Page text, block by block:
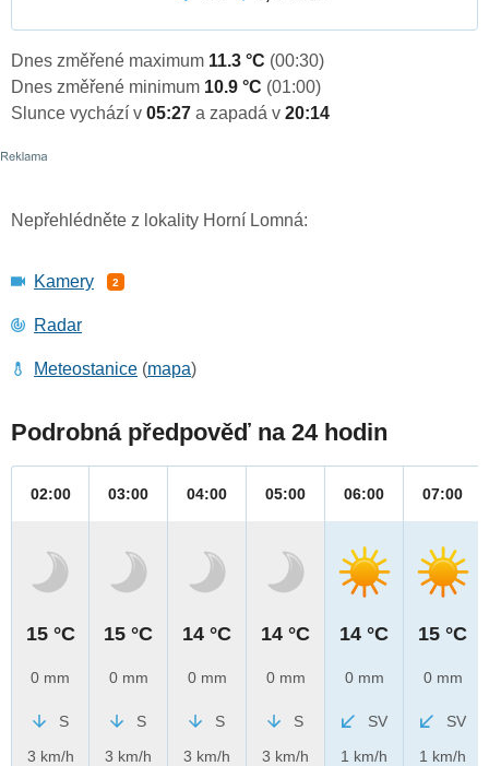
Dnes změřené maximum 11.3 °C (00:30)
Dnes změřené minimum 10.9 °C (01:00)
Slunce vychází v 05:27 a zapadá v 20:14
Nepřehlédněte z lokality Horní Lomná:
Kamery 2
Radar
Meteostanice (mapa)
Podrobná předpověď na 24 hodin
02:00
15 °C
0 mm
S
3 km/h
03:00
15 °C
0 mm
S
3 km/h
04:00
14 °C
0 mm
S
3 km/h
05:00
14 °C
0 mm
S
3 km/h
06:00
14 °C
0 mm
SV
1 km/h
07:00
15 °C
0 mm
SV
1 km/h